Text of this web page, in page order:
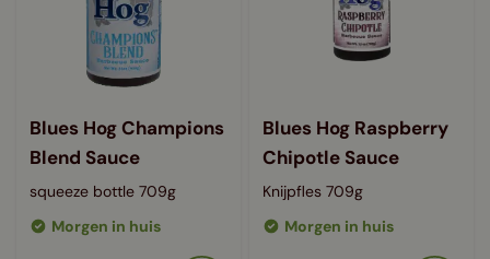
Blues Hog Champions
Blend Sauce
squeeze bottle 709g
Morgen in huis
Blues Hog Raspberry
Chipotle Sauce
Knijpfles 709g
Morgen in huis